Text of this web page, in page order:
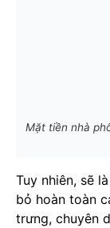
Mặt tiền nhà
Tuy nhiên, sẽ
bỏ hoàn toàn
trưng, chuyên